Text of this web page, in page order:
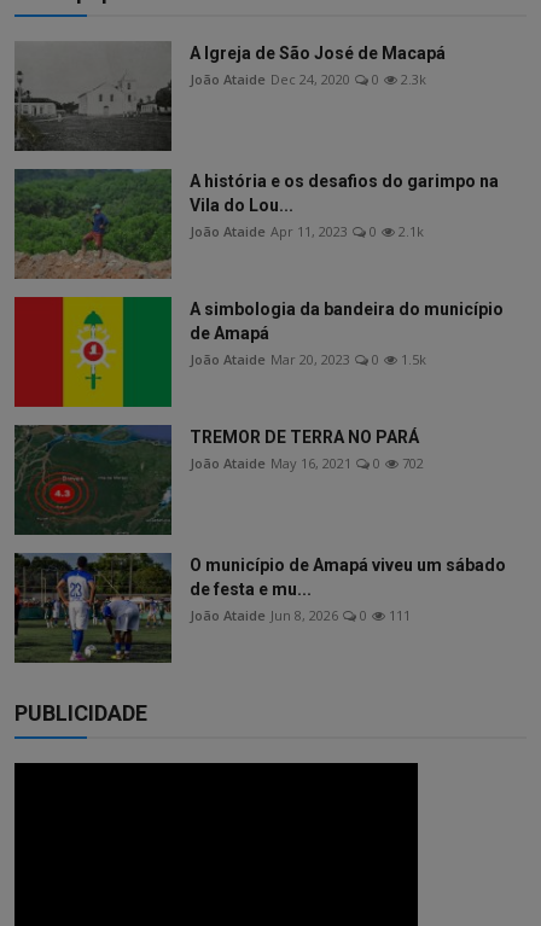
A Igreja de São José de Macapá
João Ataide Dec 24, 2020 0 2.3k
A história e os desafios do garimpo na
Vila do Lou...
João Ataide Apr 11, 2023 0 2.1k
A simbologia da bandeira do município
de Amapá
João Ataide Mar 20, 2023 0 1.5k
TREMOR DE TERRA NO PARÁ
João Ataide May 16, 2021 0 702
O município de Amapá viveu um sábado
de festa e mu...
João Ataide Jun 8, 2026 0 111
PUBLICIDADE